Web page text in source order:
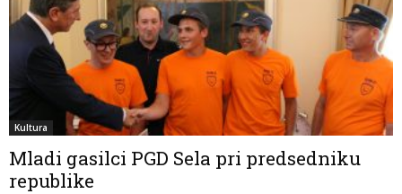
Kultura
Mladi gasilci PGD Sela pri predsedniku
republike